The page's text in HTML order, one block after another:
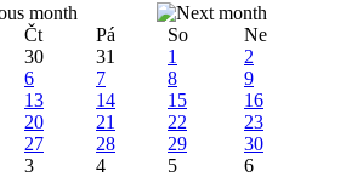
Čt Pá So
Ne
30 31 1
2
6 7 8
9
13 14 15
16
20 21 22
23
27 28 29
30
3 4 5 6